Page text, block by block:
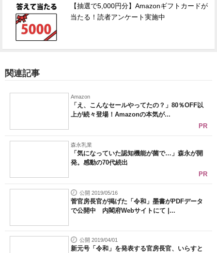
【抽選で5,000円分】Amazonギフトカードが
当たる！読者アンケート実施中
関連記事
Amazon
「え、こんなセールやってたの？」80％OFF以
上が続々登場！Amazonの本気が...
PR
森永乳業
「気になっていた認知機能が菌で…」森永が開
発。感動の70代続出
PR
公開 2019/05/16
菅官房長官が掲げた「令和」墨書がPDFデータ
で公開中 内閣府Webサイトにて |...
公開 2019/04/01
新元号「令和」を発表する官房長官、いらすと